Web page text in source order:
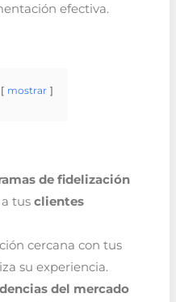
efectiva.
mostrar
de fidelización
tus clientes
cercana con tus
su experiencia.
del mercado